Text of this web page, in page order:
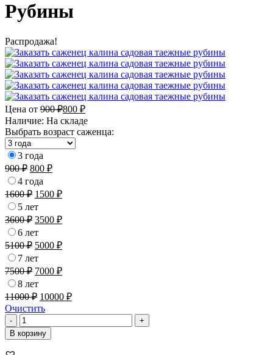
Рубины
Распродажа!
Цена от 900₽800 ₽
Наличие: На складе
Выбрать возраст саженца:
3 года
900₽ 800 ₽
4 года
1600₽ 1500 ₽
5 лет
3600₽ 3500 ₽
6 лет
5100₽ 5000 ₽
7 лет
7500₽ 7000 ₽
8 лет
11000₽ 10000 ₽
Очистить
-
Количество
товара
Калина
+
В корзину